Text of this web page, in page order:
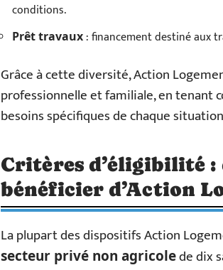
conditions.
Prêt travaux : financement destiné aux
Grâce à cette diversité, Action
professionnelle et familiale, en tenant
besoins spécifiques de chaque
Critères d’éligibilité
bénéficier d’Action
La plupart des dispositifs Action
secteur privé non agricolede dix